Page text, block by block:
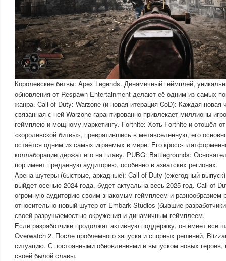
Королевские битвы: Apex Legends. Динамичный геймплей,
обновления от Respawn Entertainment делают её одним из самых
жанра. Call of Duty: Warzone (и новая итерация CoD): Каждая новая
связанная с ней Warzone гарантированно привлекает миллионы
геймплею и мощному маркетингу. Fortnite: Хоть Fortnite и отошёл
«королевской битвы», превратившись в метавселенную, его
остаётся одним из самых играемых в мире. Его кросс-
коллаборации держат его на плаву. PUBG: Battlegrounds:
пор имеет преданную аудиторию, особенно в азиатских регионах.
Арена-шутеры (быстрые, аркадные): Call of Duty (ежегодный
выйдет осенью 2024 года, будет актуальна весь 2025 год. Call of
огромную аудиторию своим знакомым геймплеем и разнообразием
относительно новый шутер от Embark Studios (бывшие
своей разрушаемостью окружения и динамичным геймплеем.
Если разработчики продолжат активную поддержку, он имеет все
Overwatch 2. После проблемного запуска и спорных решений,
ситуацию. С постоянными обновлениями и выпуском новых героев,
своей былой славы.